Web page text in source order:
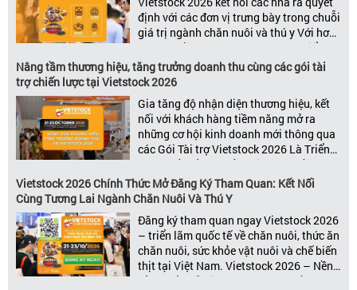
định với các đơn vị trưng bày trong chuỗi
giá trị ngành chăn nuôi và thú y Với hơn
20 năm đồng hành cùng sự phát triển
của ngành chăn nuôi Việt Nam,
Vietstock đã khẳng định vị thế là triển […]
Nâng tầm thương hiệu, tăng trưởng doanh thu cùng các gói tài
trợ chiến lược tại Vietstock 2026
Gia tăng độ nhận diện thương hiệu, kết
nối với khách hàng tiềm năng mở ra
những cơ hội kinh doanh mới thông qua
các Gói Tài trợ Vietstock 2026 Là Triển
lãm Quốc tế hàng đầu Việt Nam về
chuyên ngành Chăn nuôi, Thức ăn chăn
nuôi và Chế biến thịt, Vietstock Expo &
Vietstock 2026 Chính Thức Mở Đăng Ký Tham Quan: Kết Nối
Cùng Tương Lai Ngành Chăn Nuôi Và Thú Y
Đăng ký tham quan ngay Vietstock 2026
– triển lãm quốc tế về chăn nuôi, thức ăn
chăn nuôi, sức khỏe vật nuôi và chế biến
thịt tại Việt Nam. Vietstock 2026 – Nền
Tảng Kết Nối Kinh Doanh Hàng Đầu Cho